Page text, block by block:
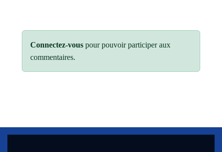
Connectez-vous pour pouvoir participer aux
commentaires.